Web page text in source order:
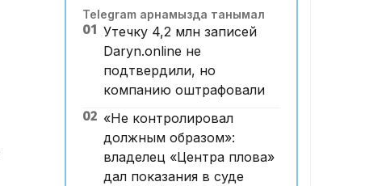
қарқынының баяулауы
қолдап отыр – сарапшылар
13:30, 07 Тамыз 2026
Фельдшер Ұлдана
Мырзуанның қазасына
қатысты іс сотқа жолданды
12:59, 07 Тамыз 2026
Абай облысы аумағындағы
орманды өрттен қорғауға 3
Telegram арнамызда танымал
01 Утечку 4,2 млн записей
Daryn.online не
подтвердили, но
компанию оштрафовали
02 «Не контролировал
должным образом»:
владелец «Центра плова»
дал показания в суде